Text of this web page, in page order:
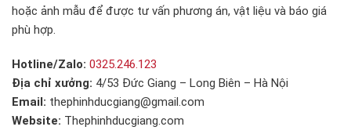
hoặc ảnh mẫu để được tư vấn phương án, vật liệu và báo giá
phù hợp.
Hotline/Zalo: 0325.246.123
Địa chỉ xưởng: 4/53 Đức Giang – Long Biên – Hà Nội
Email: thephinhducgiang@gmail.com
Website: Thephinhducgiang.com